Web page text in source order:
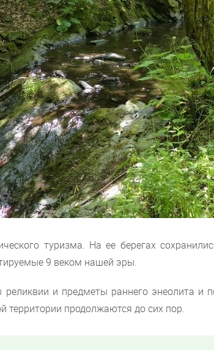
туризма. На ее берегах
9 веком нашей эры.
и предметы раннего энеолита и
территории продолжаются до сих пор.